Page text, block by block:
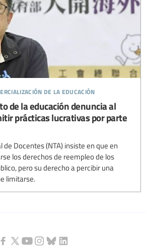
de la educación
de la educación denuncia al
prácticas lucrativas por parte
de Docentes (NTA) insiste en que en
los derechos de reempleo de los
pero su derecho a percibir una
limitarse.